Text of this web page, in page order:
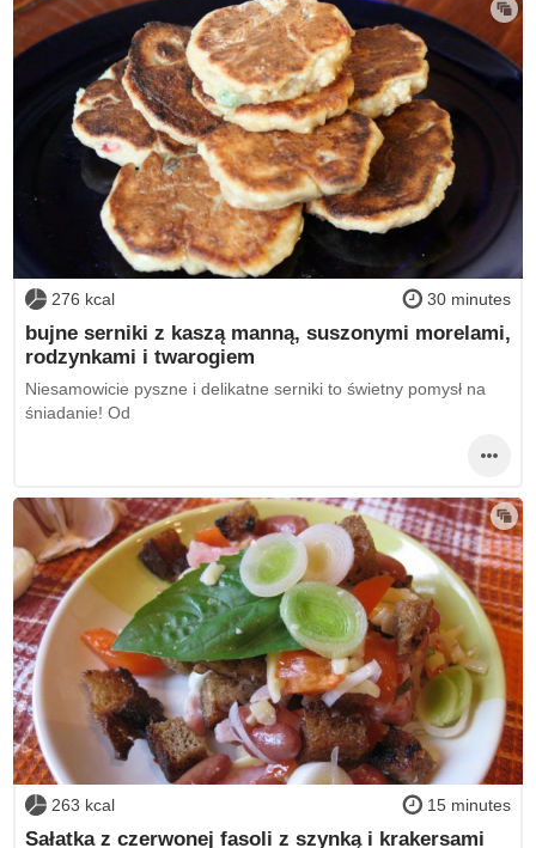
276 kcal 30 minutes
bujne serniki z kaszą manną, suszonymi morelami,
rodzynkami i twarogiem
Niesamowicie pyszne i delikatne serniki to świetny pomysł na
śniadanie! Od
263 kcal 15 minutes
Sałatka z czerwonej fasoli z szynką i krakersami